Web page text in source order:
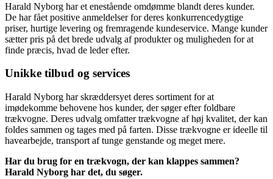
Harald Nyborg har et enestående omdømme blandt deres kunder.
De har fået positive anmeldelser for deres konkurrencedygtige
priser, hurtige levering og fremragende kundeservice. Mange kunder
sætter pris på det brede udvalg af produkter og muligheden for at
finde præcis, hvad de leder efter.
Unikke tilbud og services
Harald Nyborg har skræddersyet deres sortiment for at
imødekomme behovene hos kunder, der søger efter foldbare
trækvogne. Deres udvalg omfatter trækvogne af høj kvalitet, der kan
foldes sammen og tages med på farten. Disse trækvogne er ideelle til
havearbejde, transport af tunge genstande og meget mere.
Har du brug for en trækvogn, der kan klappes sammen?
Harald Nyborg har det, du søger.